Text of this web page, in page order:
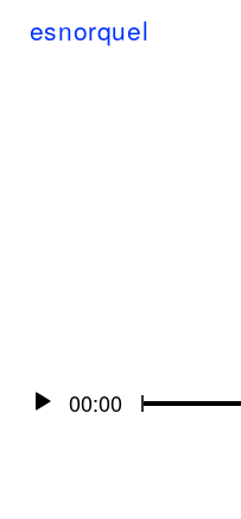
esnorquel
Audio00:00